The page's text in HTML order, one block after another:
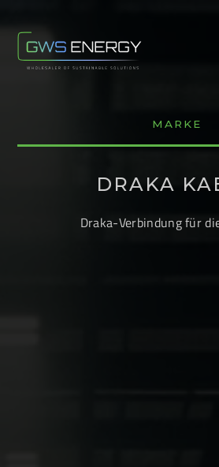
MARKE
DRAKA
Draka-Verbindung für